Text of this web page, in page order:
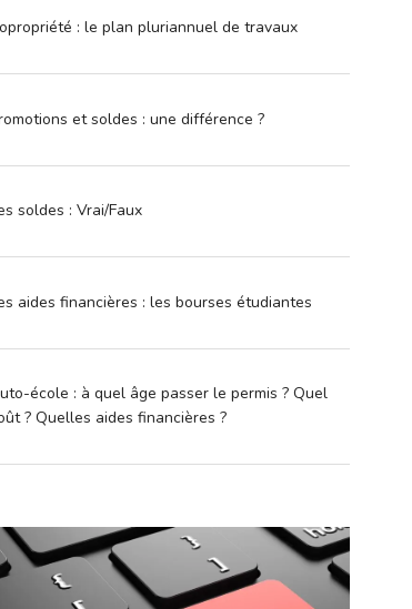
: le plan pluriannuel de travaux
et soldes : une différence ?
soldes : Vrai/Faux
aides financières : les bourses étudiantes
école : à quel âge passer le permis ? Quel
? Quelles aides financières ?